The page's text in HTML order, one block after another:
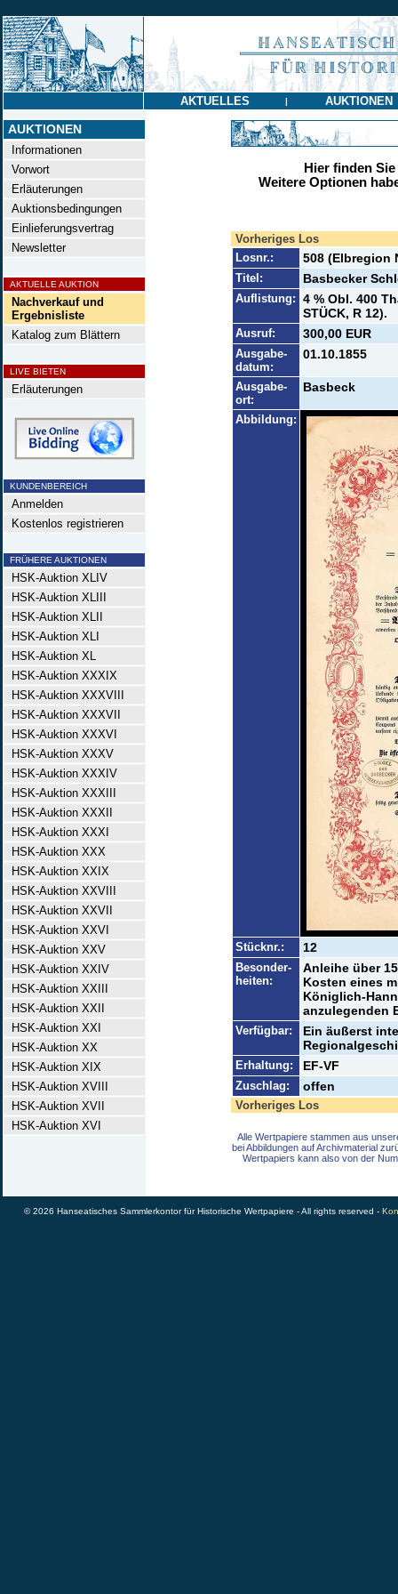
AKTUELLES | AUKTIONEN
AUKTIONEN
Informationen
Vorwort
Erläuterungen
Auktionsbedingungen
Einlieferungsvertrag
Newsletter
AKTUELLE AUKTION
Nachverkauf und
Ergebnisliste
Katalog zum Blättern
LIVE BIETEN
Erläuterungen
KUNDENBEREICH
Anmelden
Kostenlos registrieren
FRÜHERE AUKTIONEN
HSK-Auktion XLIV
HSK-Auktion XLIII
HSK-Auktion XLII
HSK-Auktion XLI
HSK-Auktion XL
HSK-Auktion XXXIX
HSK-Auktion XXXVIII
HSK-Auktion XXXVII
HSK-Auktion XXXVI
HSK-Auktion XXXV
HSK-Auktion XXXIV
HSK-Auktion XXXIII
HSK-Auktion XXXII
HSK-Auktion XXXI
HSK-Auktion XXX
HSK-Auktion XXIX
HSK-Auktion XXVIII
HSK-Auktion XXVII
HSK-Auktion XXVI
HSK-Auktion XXV
HSK-Auktion XXIV
HSK-Auktion XXIII
HSK-Auktion XXII
HSK-Auktion XXI
HSK-Auktion XX
HSK-Auktion XIX
HSK-Auktion XVIII
HSK-Auktion XVII
HSK-Auktion XVI
Hier finden
Weitere Optionen
Vorheriges Los
Losnr.:
508 (Elbregion
Titel: Basbecker
Auflistung: 4 % Obl. 400
STÜCK, R 12).
Ausruf: 300,00 EUR
Ausgabe-
datum:
01.10.1855
Ausgabe-
ort:
Basbeck
Abbildung:
Stücknr.: 12
Besonder-
heiten:
Anleihe über
Kosten eines
Königlich-
anzulegenden
Verfügbar:
Ein äußerst
Erhaltung: EF-VF
Zuschlag: offen
Vorheriges Los
Alle Wertpapiere stammen aus
bei Abbildungen auf Archivmaterial
Wertpapiers kann also von der
© 2026 Hanseatisches Sammlerkontor für Historische Wertpapiere - All rights reserved -